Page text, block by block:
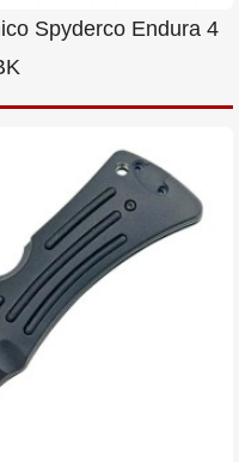
Spyderco Endura 4